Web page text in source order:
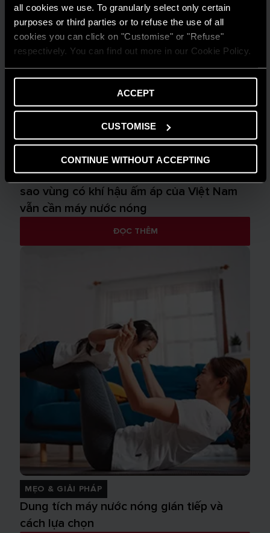
all cookies we use. To granularly select only certain
purposes or third parties or to refuse the use of all
cookies you can click on "Customise" or "Refuse"
respectively. You can find out more in our Cookie Policy.
ACCEPT
CUSTOMISE
CONTINUE WITHOUT ACCEPTING
MẸO & GIẢI PHÁP
Máy nước nóng trong thời tiết nóng: tại
sao vùng có khí hậu ấm áp của Việt Nam
vẫn cần máy nước nóng
ĐỌC THÊM
MẸO & GIẢI PHÁP
Dung tích máy nước nóng gián tiếp và
cách lựa chọn